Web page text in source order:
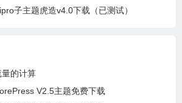
子主题虎造v4.0下载（已测试）
的计算
V2.5主题免费下载